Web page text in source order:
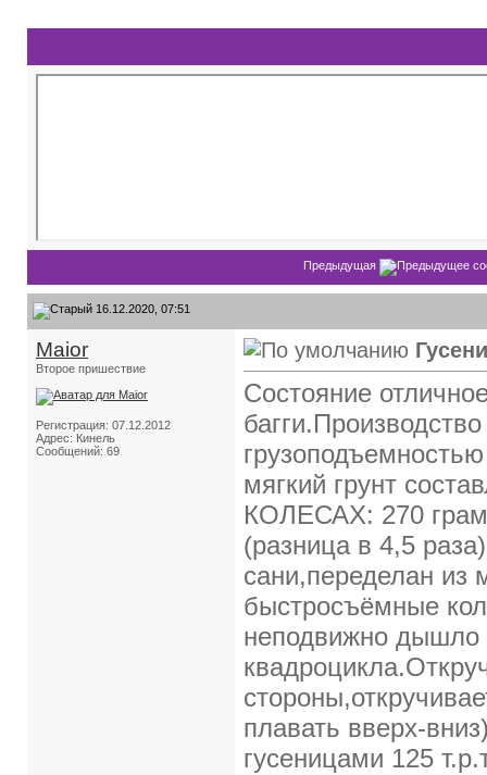
Предыдущая
16.12.2020, 07:51
Maior
Второе пришествие
Регистрация: 07.12.2012
Адрес: Кинель
Сообщений: 69
Состояние
мягкий грунт
КОЛЕСАХ: 270
(разница в 4,5
сани,переделан из
быстросъёмные
неподвижно дышло
плавать вверх-
гусеницами 125